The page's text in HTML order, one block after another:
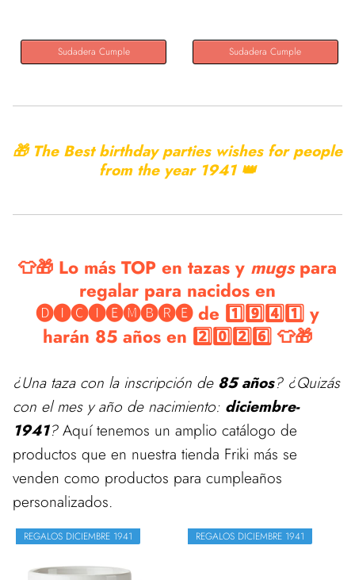
Sudadera Cumple Sudadera Cumple
🎁 The Best birthday parties wishes for people
from the year 1941 👑
👕🎁 Lo más TOP en tazas y mugspara
regalar para nacidos en
🅓🅘🅒🅘🅔🅜🅑🅡🅔 de 1️⃣9️⃣4️⃣1️⃣ y
harán 85 años en 2️⃣0️⃣2️⃣6️⃣ 👕🎁
¿Una taza con la inscripción de 85 años? ¿Quizás
con el mes y año de nacimiento: diciembre-
1941?Aquí tenemos un amplio catálogo de
productos que en nuestra tienda Friki más se
venden como productos para cumpleaños
personalizados.
REGALOS DICIEMBRE 1941 REGALOS DICIEMBRE 1941